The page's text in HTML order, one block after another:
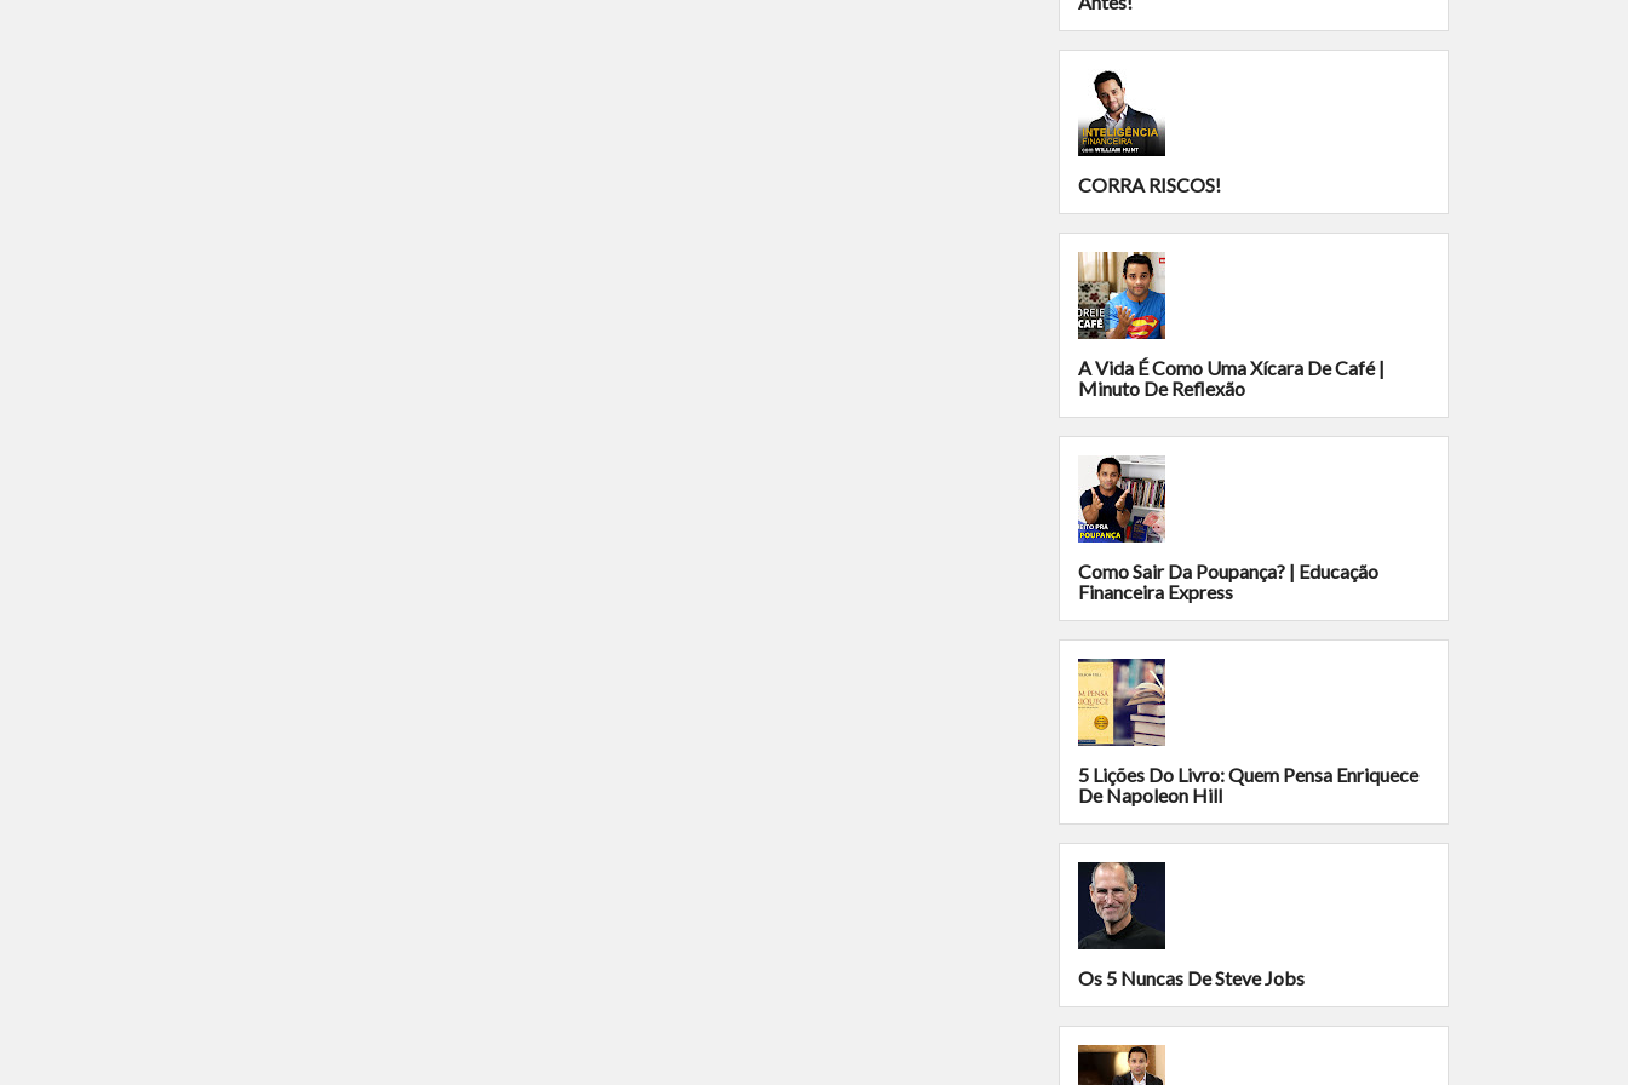
CORRA RISCOS!
A Vida É Como Uma Xícara De Café |
Minuto De Reflexão
Como Sair Da Poupança? | Educação
Financeira Express
5 Lições Do Livro: Quem Pensa Enriquece
De Napoleon Hill
Os 5 Nuncas De Steve Jobs